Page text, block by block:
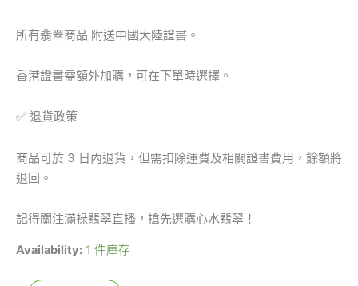
所有翡翠商品 附送中國大陸證書。
香港證書需額外加購，可在下單時選擇。
✅ 退貨政策
商品可於 3 日內退貨，但需扣除運費及相關證書費用，餘額將
退回。
記得關注滿祿翡翠直播，搶先選購心水翡翠！
Availability: 1 件庫存